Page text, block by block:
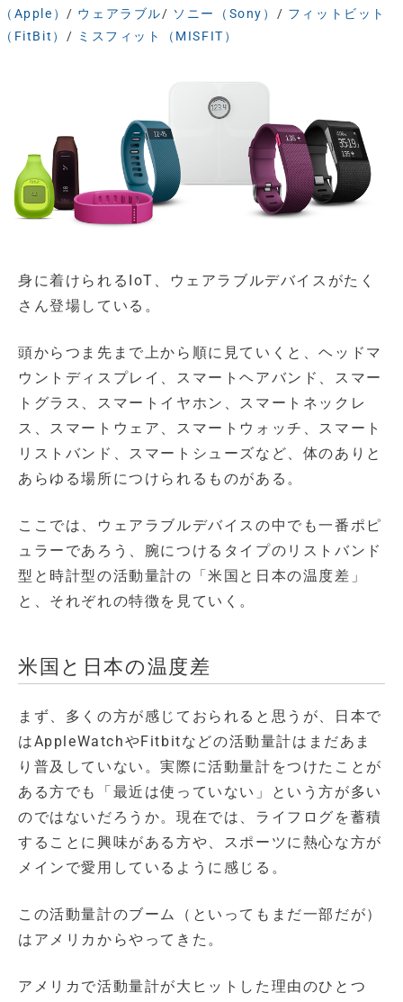
（Apple）/ ウェアラブル/ ソニー（Sony） / フィットビット
（FitBit） / ミスフィット（MISFIT）
身に着けられるIoT、ウェアラブルデバイスがたく
さん登場している。
頭からつま先まで上から順に見ていくと、ヘッドマ
ウントディスプレイ、スマートヘアバンド、スマー
トグラス、スマートイヤホン、スマートネックレ
ス、スマートウェア、スマートウォッチ、スマート
リストバンド、スマートシューズなど、体のありと
あらゆる場所につけられるものがある。
ここでは、ウェアラブルデバイスの中でも一番ポピ
ュラーであろう、腕につけるタイプのリストバンド
型と時計型の活動量計の「米国と日本の温度差」
と、それぞれの特徴を見ていく。
米国と日本の温度差
まず、多くの方が感じておられると思うが、日本で
はAppleWatchやFitbitなどの活動量計はまだあま
り普及していない。実際に活動量計をつけたことが
ある方でも「最近は使っていない」という方が多い
のではないだろうか。現在では、ライフログを蓄積
することに興味がある方や、スポーツに熱心な方が
メインで愛用しているように感じる。
この活動量計のブーム（といってもまだ一部だが）
はアメリカからやってきた。
アメリカで活動量計が大ヒットした理由のひとつ